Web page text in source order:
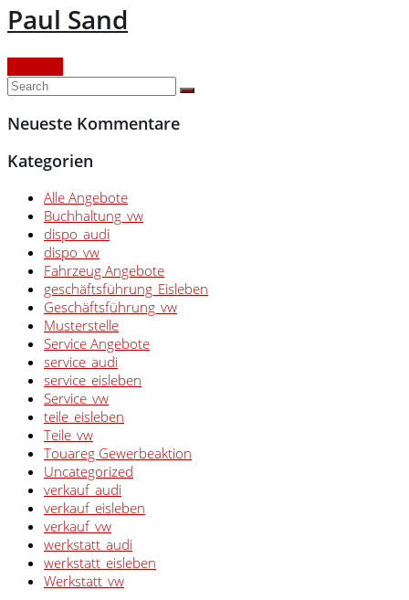
Paul Sand
Neueste Kommentare
Kategorien
Alle Angebote
Buchhaltung_vw
dispo_audi
dispo_vw
Fahrzeug Angebote
geschäftsführung_Eisleben
Geschäftsführung_vw
Musterstelle
Service Angebote
service_audi
service_eisleben
Service_vw
teile_eisleben
Teile_vw
Touareg Gewerbeaktion
Uncategorized
verkauf_audi
verkauf_eisleben
verkauf_vw
werkstatt_audi
werkstatt_eisleben
Werkstatt_vw